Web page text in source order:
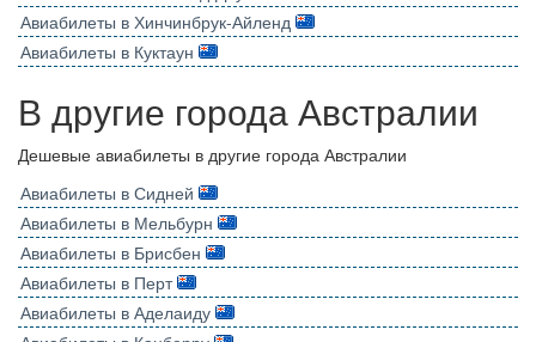
Авиабилеты в Хинчинбрук-Айленд
Авиабилеты в Куктаун
В другие города Австралии
Дешевые авиабилеты в другие города Австралии
Авиабилеты в Сидней
Авиабилеты в Мельбурн
Авиабилеты в Брисбен
Авиабилеты в Перт
Авиабилеты в Аделаиду